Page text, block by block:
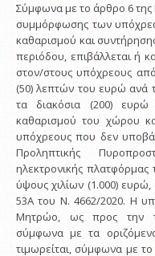
Σύμφωνα με το άρθρο 6
συμμόρφωσης των
καθαρισμού και
περιόδου, επιβάλλεται ή
στον/στους υπόχρεους
(50) λεπτών του ευρώ ανά
τα διακόσια (200)
καθαρισμού του χώρου
υπόχρεους που δεν
Προληπτικής
ηλεκτρονικής πλατφόρμας
ύψους χιλίων (1.000)
53Α του Ν. 4662/2020. Η
Μητρώο, ως προς την
σύμφωνα με τα
τιμωρείται, σύμφωνα με